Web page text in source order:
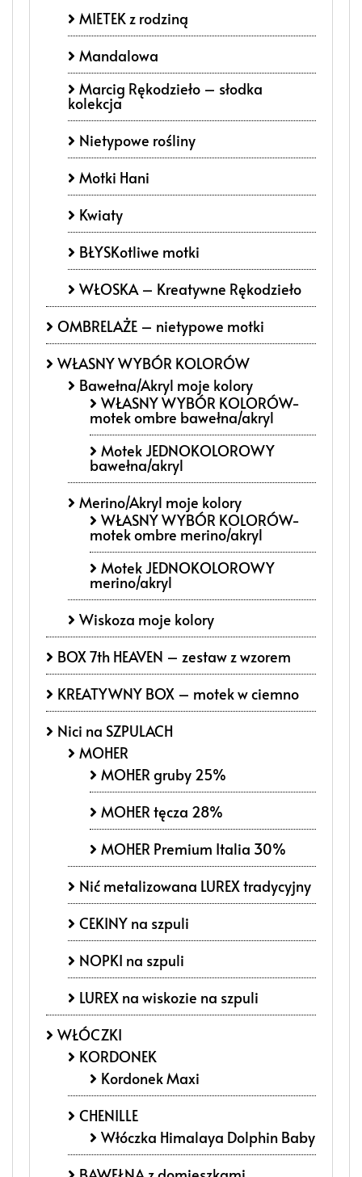
MIETEK z rodziną
Mandalowa
Marcig Rękodzieło – słodka
kolekcja
Nietypowe rośliny
Motki Hani
Kwiaty
BŁYSKotliwe motki
WŁOSKA – Kreatywne Rękodzieło
OMBRELAŻE – nietypowe motki
WŁASNY WYBÓR KOLORÓW
Bawełna/Akryl moje kolory
WŁASNY WYBÓR KOLORÓW-
motek ombre bawełna/akryl
Motek JEDNOKOLOROWY
bawełna/akryl
Merino/Akryl moje kolory
WŁASNY WYBÓR KOLORÓW-
motek ombre merino/akryl
Motek JEDNOKOLOROWY
merino/akryl
Wiskoza moje kolory
BOX 7th HEAVEN – zestaw z wzorem
KREATYWNY BOX – motek w ciemno
Nici na SZPULACH
MOHER
MOHER gruby 25%
MOHER tęcza 28%
MOHER Premium Italia 30%
Nić metalizowana LUREX tradycyjny
CEKINY na szpuli
NOPKI na szpuli
LUREX na wiskozie na szpuli
WŁÓCZKI
KORDONEK
Kordonek Maxi
CHENILLE
Włóczka Himalaya Dolphin Baby